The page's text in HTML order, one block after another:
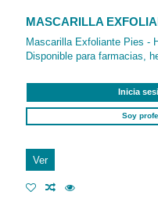
MASCARILLA
Mascarilla Exfoliante Pies -
Disponible para farmacias,
Inicia
Soy
Ver